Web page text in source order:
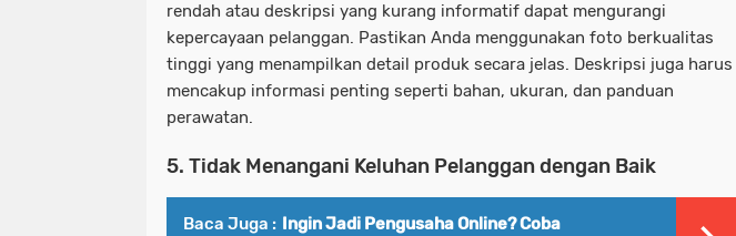
rendah atau deskripsi yang kurang informatif dapat mengurangi
kepercayaan pelanggan. Pastikan Anda menggunakan foto berkualitas
tinggi yang menampilkan detail produk secara jelas. Deskripsi juga harus
mencakup informasi penting seperti bahan, ukuran, dan panduan
perawatan.
5. Tidak Menangani Keluhan Pelanggan dengan Baik
Baca Juga : Ingin Jadi Pengusaha Online? Coba